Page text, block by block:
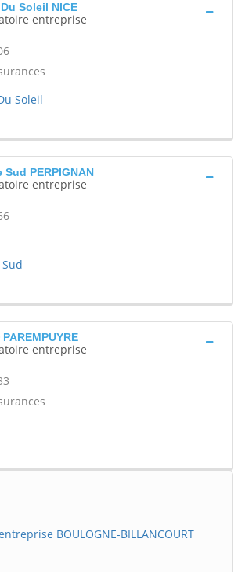
Soleil NICE
entreprise
Soleil
PERPIGNAN
entreprise
entreprise
BOULOGNE-BILLANCOURT